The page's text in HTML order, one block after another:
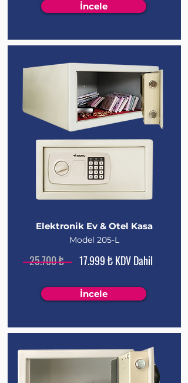
İncele
Elektronik Ev & Otel Kasa
Model 205-L
25.700 ₺ 17.999 ₺ KDV Dahil
İncele